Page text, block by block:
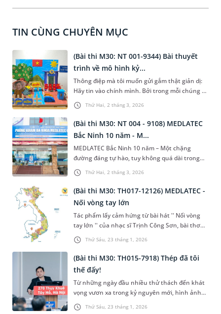
TIN CÙNG CHUYÊN MỤC
Thứ Hai, 2 tháng 3, 2026
(Bài thi M30: NT 001-9344) Bài thuyết
trình về mô hình kỷ...
Thông điệp mà tôi muốn gửi gắm thật giản dị:
Hãy tin vào chính mình. Bởi trong mỗi chúng ta
đều có một hạt mầm tài năng. Nếu được gieo
xuống và nuôi dưỡng bằng niềm tin và sự kiên
trì, nó sẽ nảy nở và mang đến những giá trị tốt
đẹp, không chỉ cho bản thân mà còn cho tập
thể.
Thứ Hai, 2 tháng 3, 2026
(Bài thi M30: NT 004 - 9108) MEDLATEC
Bắc Ninh 10 năm - M...
MEDLATEC Bắc Ninh 10 năm – Một chặng
đường đáng tự hào, tuy không quá dài trong
lịch sử phát triển, nhưng đủ để MEDLATEC Bắc
Ninh ghi dấu ấn bằng sự nỗ lực bền bỉ, tinh
thần đổi mới không ngừng và khát vọng phụng
kết của tập thể làm nên sức mạnh của đơn vị
tạo nên '' một sắc màu của MEDLATEC" trong
hành trình 30 năm hình thành và phát triển.
Từ những bức ảnh chân thực trong cuộc sống
cường vượt qua khó khăn của tập thể CBNV
Medlatec Bắc Ninh.
Thứ Sáu, 23 tháng 1, 2026
(Bài thi M30: TH017-12126) MEDLATEC -
Nối vòng tay lớn
Tác phẩm lấy cảm hứng từ bài hát '' Nối vòng
tay lớn '' của nhạc sĩ Trịnh Công Sơn, bài thơ
viết theo thể lục bát, mô tả hành trình của các
cán bộ lấy mẫu tận nơi, vượt qua những khó
khăn, chông gai , vất vả, thể hiện tinh thần
người Med và những giá trị tuyệt vời của tập
đoàn Medlatec.
Thứ Sáu, 23 tháng 1, 2026
(Bài thi M30: TH015-7918) Thép đã tôi
thế đấy!
Từ những ngày đầu nhiều thử thách đến khát
vọng vươn xa trong kỷ nguyên mới, hình ảnh
“bẻ thép thành hoa” hiện lên như biểu tượng
của bản lĩnh, của người thủ lĩnh kiên cường, lấy